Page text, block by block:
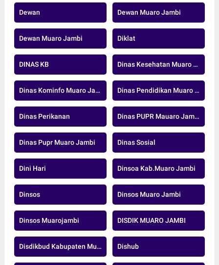
Dewan Dewan Muaro Jambi
Dewan Muaro Jambi Diklat
DINAS KB Dinas Kesehatan Muaro Jambi
Dinas Kominfo Muaro Jambi Dinas Pendidikan Muaro Jambi
Dinas Perikanan Dinas PUPR Mauaro Jambi
Dinas Pupr Muaro Jambi Dinas Sosial
Dini Hari Dinsoa Kab.Muaro Jambi
Dinsos Dinsos Muaro Jambi
Dinsos Muarojambi DISDIK MUARO JAMBI
Disdikbud Kabupaten Muaro Jambi Dishub